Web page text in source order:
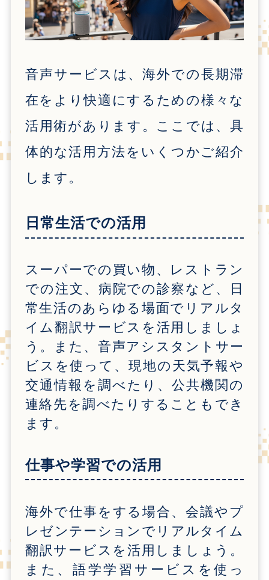
音声サービスは、海外での長期滞
在をより快適にするための様々な
活用術があります。ここでは、具
体的な活用方法をいくつかご紹介
します。
日常生活での活用
スーパーでの買い物、レストラン
での注文、病院での診察など、日
常生活のあらゆる場面でリアルタ
イム翻訳サービスを活用しましょ
う。また、音声アシスタントサー
ビスを使って、現地の天気予報や
交通情報を調べたり、公共機関の
連絡先を調べたりすることもでき
ます。
仕事や学習での活用
海外で仕事をする場合、会議やプ
レゼンテーションでリアルタイム
翻訳サービスを活用しましょう。
また、語学学習サービスを使っ